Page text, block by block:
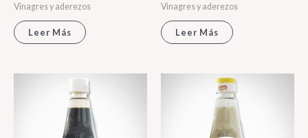
Vinagres y aderezos
Leer Más
Vinagres y aderezos
Leer Más